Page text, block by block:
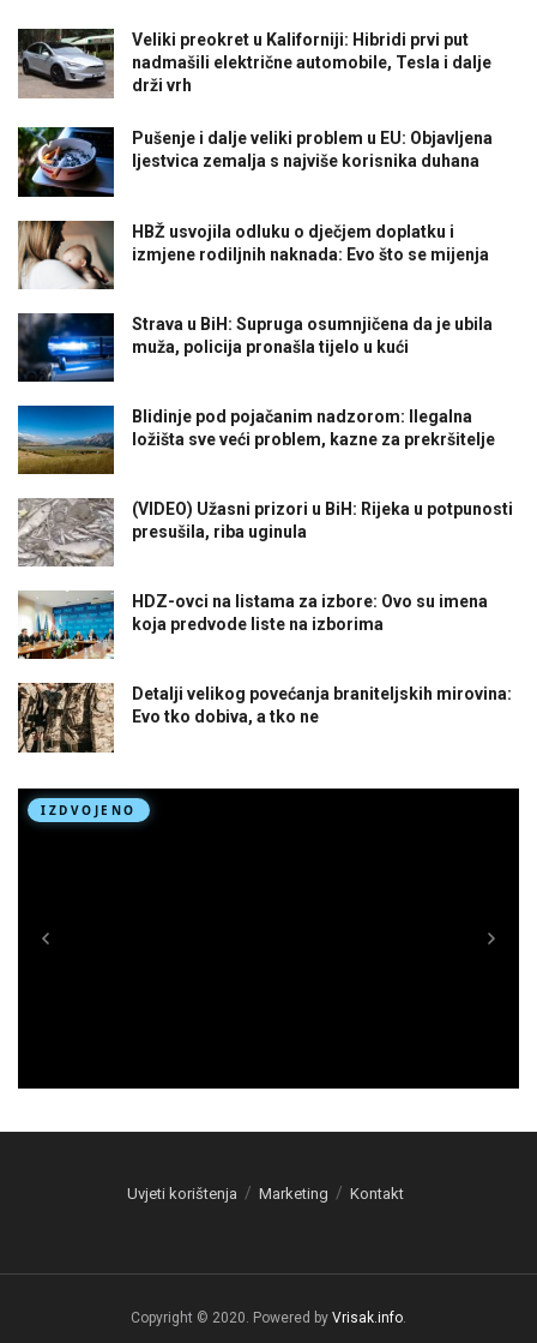
Veliki preokret u Kaliforniji: Hibridi prvi put
nadmašili električne automobile, Tesla i dalje
drži vrh
Pušenje i dalje veliki problem u EU: Objavljena
ljestvica zemalja s najviše korisnika duhana
HBŽ usvojila odluku o dječjem doplatku i
izmjene rodiljnih naknada: Evo što se mijenja
Strava u BiH: Supruga osumnjičena da je ubila
muža, policija pronašla tijelo u kući
Blidinje pod pojačanim nadzorom: Ilegalna
ložišta sve veći problem, kazne za prekršitelje
(VIDEO) Užasni prizori u BiH: Rijeka u potpunosti
presušila, riba uginula
HDZ-ovci na listama za izbore: Ovo su imena
koja predvode liste na izborima
Detalji velikog povećanja braniteljskih mirovina:
Evo tko dobiva, a tko ne
Uvjeti korištenja Marketing Kontakt
Copyright © 2020. Powered by Vrisak.info